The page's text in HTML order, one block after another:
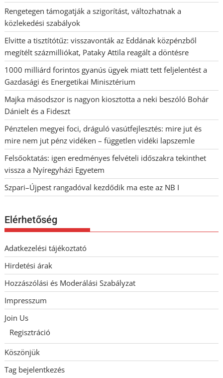
Rengetegen támogatják a szigorítást, változhatnak a
közlekedési szabályok
Elvitte a tisztítótűz: visszavonták az Eddának közpénzből
megítélt százmilliókat, Pataky Attila reagált a döntésre
1000 milliárd forintos gyanús ügyek miatt tett feljelentést a
Gazdasági és Energetikai Minisztérium
Majka másodszor is nagyon kiosztotta a neki beszóló Bohár
Dánielt és a Fideszt
Pénztelen megyei foci, dráguló vasútfejlesztés: mire jut és
mire nem jut pénz vidéken – független vidéki lapszemle
Felsőoktatás: igen eredményes felvételi időszakra tekinthet
vissza a Nyíregyházi Egyetem
Szpari–Újpest rangadóval kezdődik ma este az NB I
Elérhetőség
Adatkezelési tájékoztató
Hirdetési árak
Hozzászólási és Moderálási Szabályzat
Impresszum
Join Us
Regisztráció
Köszönjük
Tag bejelentkezés